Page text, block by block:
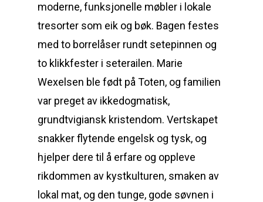
moderne, funksjonelle møbler i lokale
tresorter som eik og bøk. Bagen festes
med to borrelåser rundt setepinnen og
to klikkfester i seterailen. Marie
Wexelsen ble født på Toten, og familien
var preget av ikkedogmatisk,
grundtvigiansk kristendom. Vertskapet
snakker flytende engelsk og tysk, og
hjelper dere til å erfare og oppleve
rikdommen av kystkulturen, smaken av
lokal mat, og den tunge, gode søvnen i